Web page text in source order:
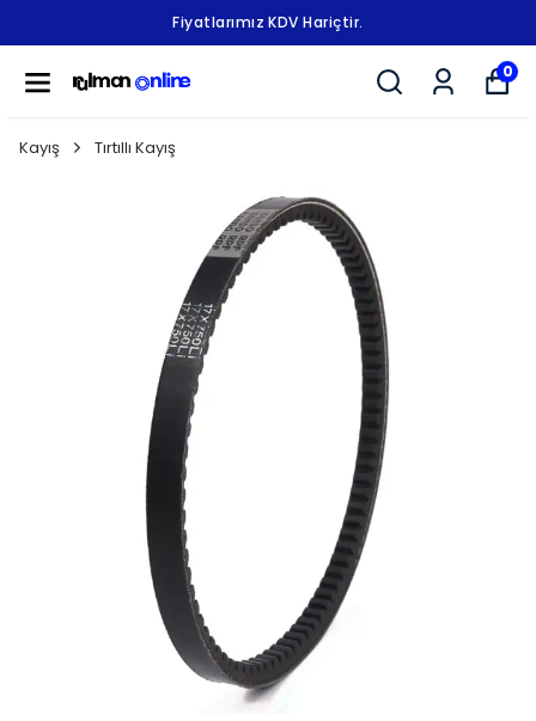
Fiyatlarımız KDV Hariçtir.
0
Kayış Tırtıllı Kayış